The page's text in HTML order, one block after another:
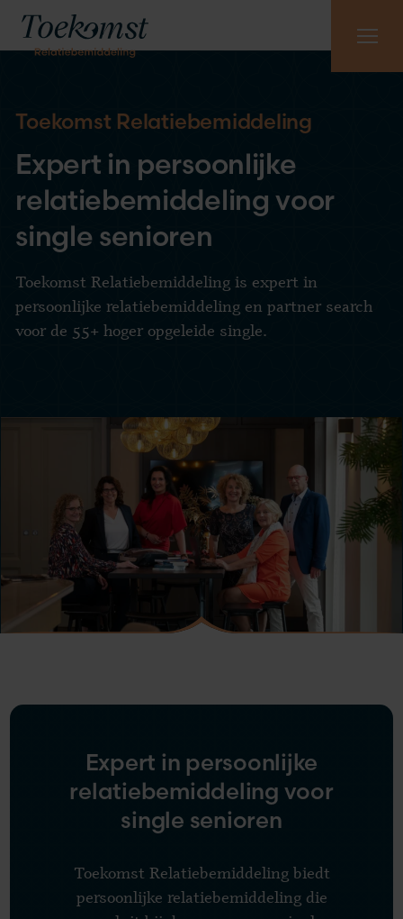
Meest gestelde vragen
Vraag gratis kennismaking aan
085 - 130 6965
Toekomst Relatiebemiddeling
Expert in persoonlijke
relatiebemiddeling voor
single senioren
Toekomst Relatiebemiddeling is expert in
persoonlijke relatiebemiddeling en partner search
voor de 55+ hoger opgeleide single.
Expert in persoonlijke
relatiebemiddeling voor
single senioren
Toekomst Relatiebemiddeling biedt
persoonlijke relatiebemiddeling die